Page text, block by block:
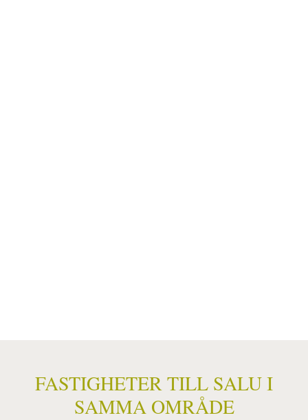
FASTIGHETER TILL SALU I
SAMMA OMRÅDE